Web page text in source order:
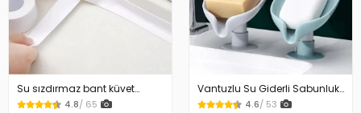
Su sızdırmaz bant küvet
Tezgah tamir bandı
4.8/ 65
Vantuzlu Su Giderli Sabunluk
Kaymaz 4.6/ 53